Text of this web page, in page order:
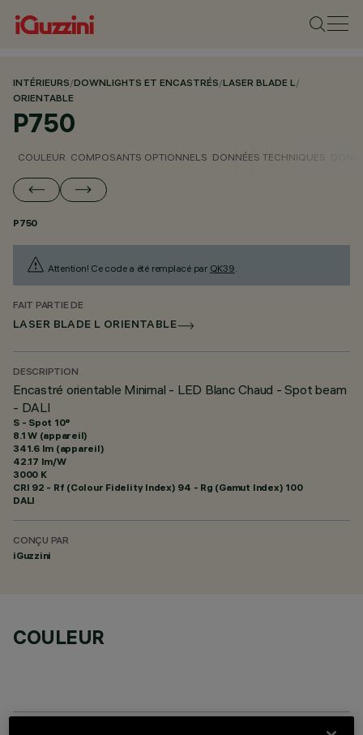
INTÉRIEURS/DOWNLIGHTS ET ENCASTRÉS/LASER BLADE L/
ORIENTABLE
P750
COULEUR COMPOSANTS OPTIONNELS DONNÉES TECHNIQUES
P750
Attention! Ce code a été remplacé par QK39.
FAIT PARTIE DE
LASER BLADE L ORIENTABLE
DESCRIPTION
Encastré orientable Minimal - LED Blanc Chaud - Spot beam
- DALI
S - Spot 10°
8.1 W (appareil)
341.6 lm (appareil)
42.17 lm/W
3000 K
CRI 92 - Rf (Colour Fidelity Index) 94 - Rg (Gamut Index) 100
DALI
CONÇU PAR
iGuzzini
COULEUR